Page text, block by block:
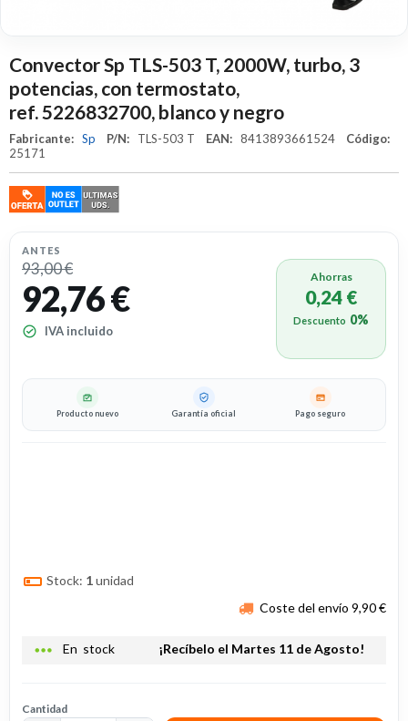
Convector Sp TLS-503 T, 2000W, turbo, 3
potencias, con termostato,
ref. 5226832700, blanco y negro
Fabricante: Sp P/N: TLS-503 T EAN: 8413893661524 Código:
25171
ANTES
93,00 €
92,76 €
IVA incluido
Ahorras
0,24 €
Descuento 0%
Producto nuevo Garantía oficial Pago seguro
Stock: 1unidad
Coste del envío 9,90 €
more_horiz En stock ¡Recíbelo el Martes 11 de Agosto!
Cantidad